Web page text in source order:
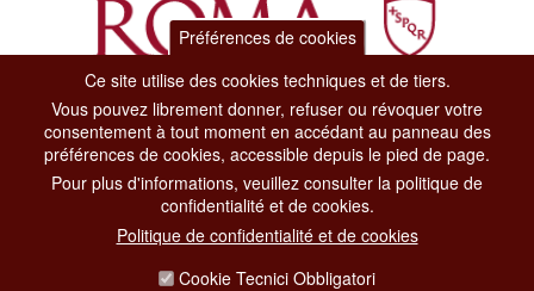
Dipartimento Grandi Eventi, Sport, Turismo e Moda.
Via di San Basilio, 51
00187 Roma
CONTACT CENTER TEL. 06 06 08
CONTATTA LA REDAZIONE
Préférences de cookies
Ce site utilise des cookies techniques et de tiers.
Vous pouvez librement donner, refuser ou révoquer votre
consentement à tout moment en accédant au panneau des
préférences de cookies, accessible depuis le pied de page.
Pour plus d'informations, veuillez consulter la politique de
confidentialité et de cookies.
Politique de confidentialité et de cookies
Cookie Tecnici Obbligatori